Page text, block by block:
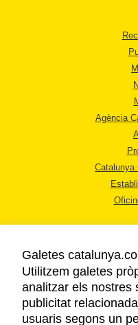
Agència
Catalunya
Galetes
Utilitzem galetes
analitzar els nostres
publicitat
usuaris segons un